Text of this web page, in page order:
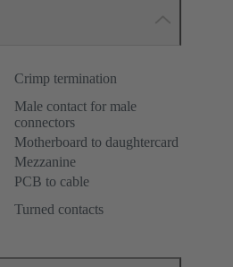
Crimp termination
Male contact for male
connectors
Motherboard to daughtercard
Mezzanine
PCB to cable
Turned contacts